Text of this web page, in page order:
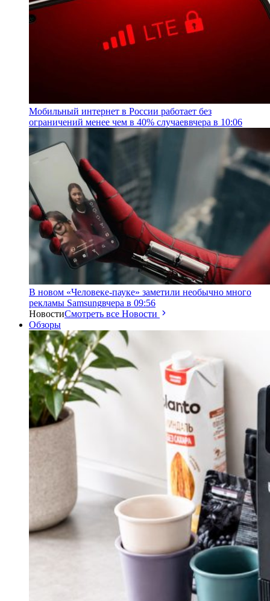
Мобильный интернет в России работает без
ограничений менее чем в 40% случаеввчера в 10:06
В новом «Человеке-пауке» заметили необычно много
рекламы Samsungвчера в 09:56
НовостиСмотреть все Новости
Обзоры